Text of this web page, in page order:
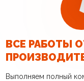
ВСЕ РАБОТЫ
Выполняем полный